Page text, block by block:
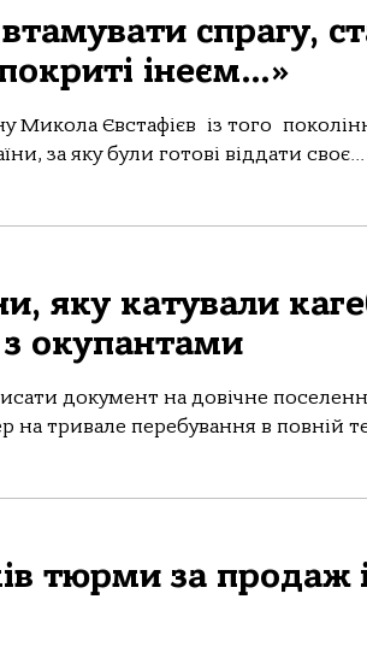
спрагу,
інеєм…»
Микола Євстафієв із того
за яку були готові віддати своє...
яку катували
з окупантами
документ на довічне
на тривале перебування в повній
тюрми за продаж